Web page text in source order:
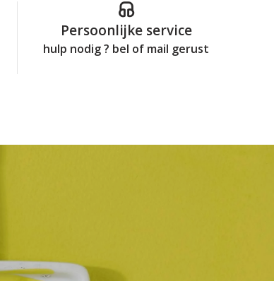
Persoonlijke service
hulp nodig ? bel of mail gerust